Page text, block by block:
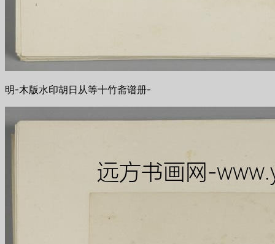
明-木版水印胡日从等十竹斋谱册-